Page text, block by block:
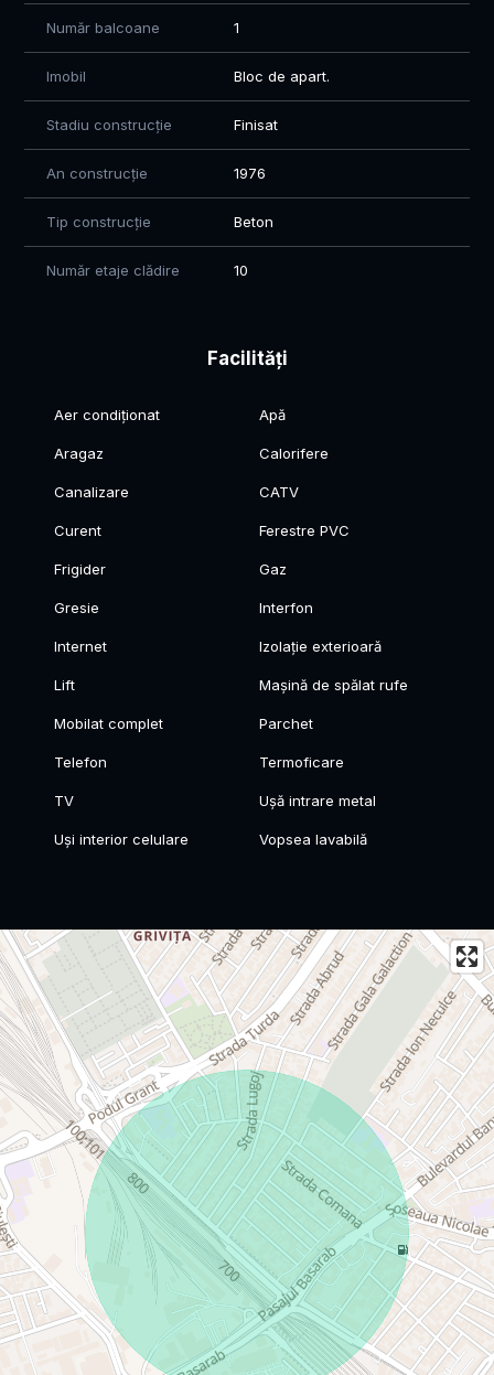
Număr balcoane 1
Imobil Bloc de apart.
Stadiu construcție Finisat
An construcție 1976
Tip construcție Beton
Număr etaje clădire 10
Facilități
Aer condiționat Apă
Aragaz Calorifere
Canalizare CATV
Curent Ferestre PVC
Frigider Gaz
Gresie Interfon
Internet Izolație exterioară
Lift Mașină de spălat rufe
Mobilat complet Parchet
Telefon Termoficare
TV Ușă intrare metal
Uși interior celulare Vopsea lavabilă